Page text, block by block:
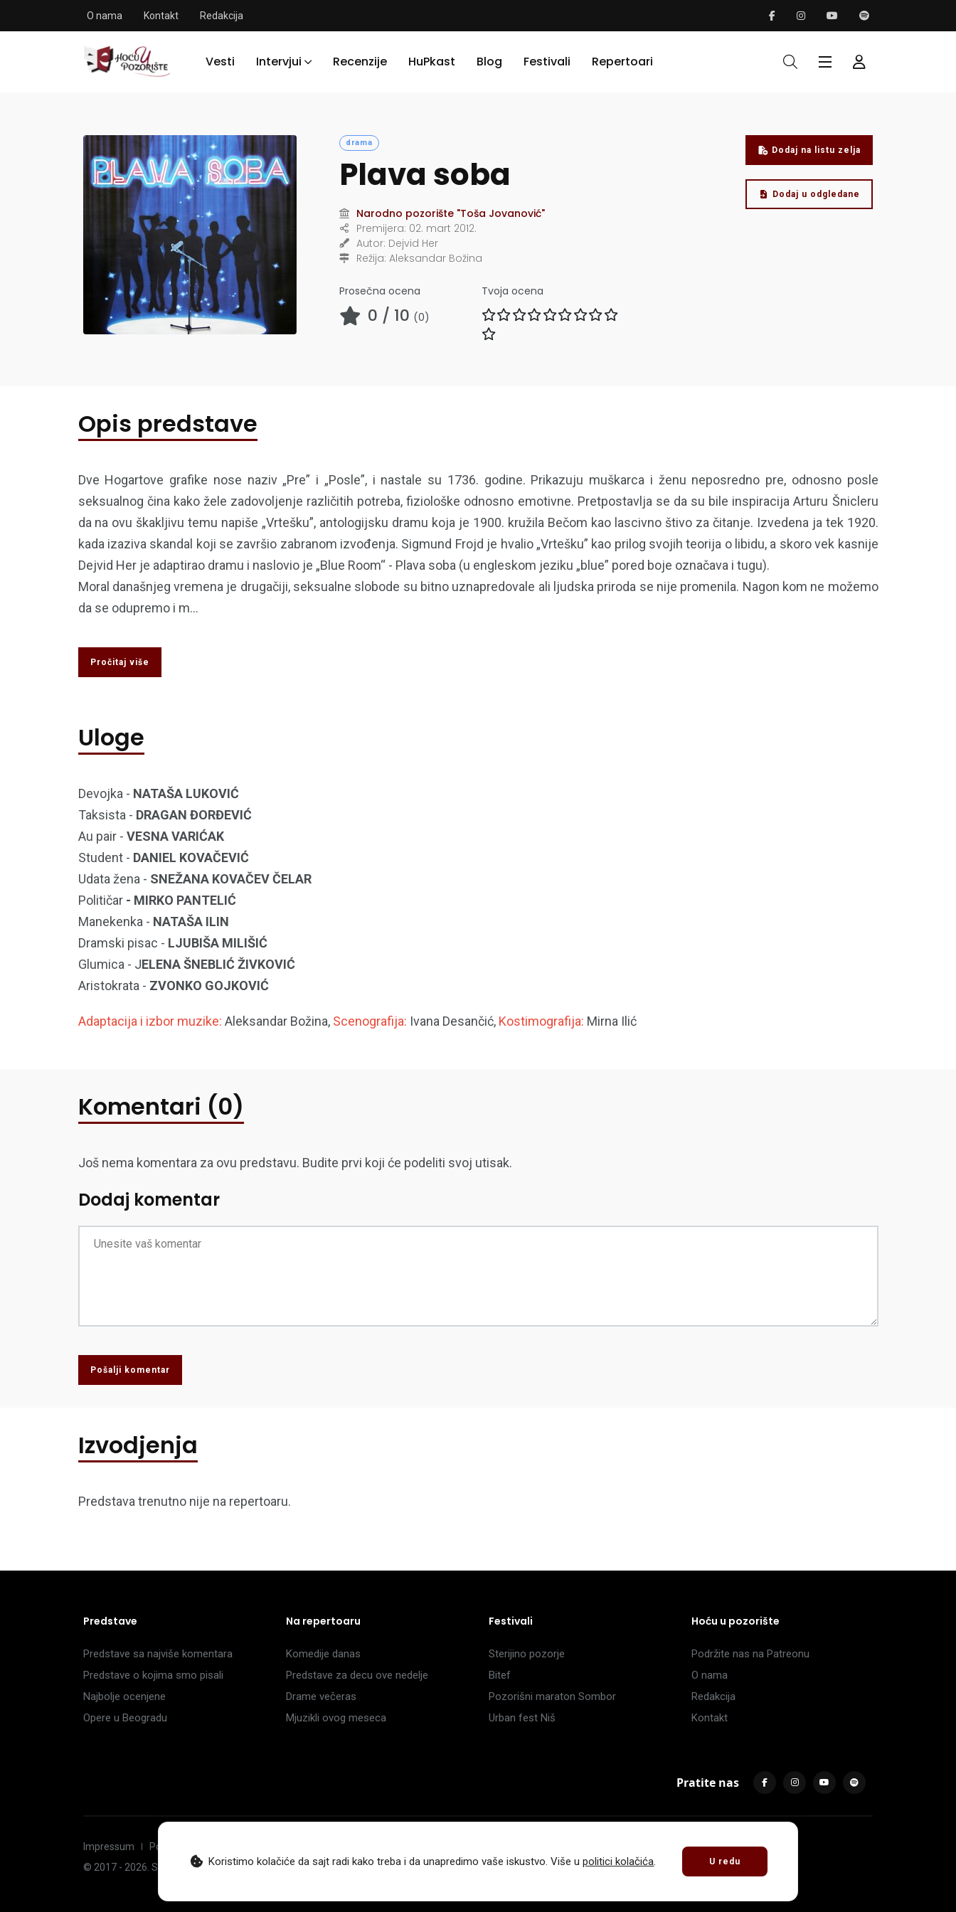
O nama Kontakt Redakcija
Vesti Intervjui Recenzije HuPkast Blog Festivali Repertoari
drama
Plava soba
Narodno pozorište "Toša Jovanović"
Premijera: 02. mart 2012.
Autor: Dejvid Her
Režija: Aleksandar Božina
Prosečna ocena
0 / 10 (0)
Tvoja ocena
Dodaj na listu zelja
Dodaj u odgledane
Opis predstave
Dve Hogartove grafike nose naziv „Pre” i „Posle”, i nastale su 1736. godine. Prikazuju muškarca i ženu neposredno pre, odnosno posle
seksualnog čina kako žele zadovoljenje različitih potreba, fiziološke odnosno emotivne. Pretpostavlja se da su bile inspiracija Arturu Šnicleru
da na ovu škakljivu temu napiše „Vrtešku”, antologijsku dramu koja je 1900. kružila Bečom kao lascivno štivo za čitanje. Izvedena ja tek 1920.
kada izaziva skandal koji se završio zabranom izvođenja. Sigmund Frojd je hvalio „Vrtešku” kao prilog svojih teorija o libidu, a skoro vek kasnije
Dejvid Her je adaptirao dramu i naslovio je „Blue Room“ - Plava soba (u engleskom jeziku „blue” pored boje označava i tugu).
Moral današnjeg vremena je drugačiji, seksualne slobode su bitno uznapredovale ali ljudska priroda se nije promenila. Nagon kom ne možemo
da se odupremo i m...
Pročitaj više
Uloge
Devojka - NATAŠA LUKOVIĆ
Taksista - DRAGAN ĐORĐEVIĆ
Au pair - VESNA VARIĆAK
Student - DANIEL KOVAČEVIĆ
Udata žena - SNEŽANA KOVAČEV ČELAR
Političar - MIRKO PANTELIĆ
Manekenka - NATAŠA ILIN
Dramski pisac - LJUBIŠA MILIŠIĆ
Glumica - JELENA ŠNEBLIĆ ŽIVKOVIĆ
Aristokrata - ZVONKO GOJKOVIĆ
Adaptacija i izbor muzike: Aleksandar Božina,Scenografija: Ivana Desančić, Kostimografija: Mirna Ilić
Komentari (0)
Još nema komentara za ovu predstavu. Budite prvi koji će podeliti svoj utisak.
Dodaj komentar
Pošalji komentar
Izvodjenja
Predstava trenutno nije na repertoaru.
Koristimo kolačiće da sajt radi kako treba i da unapredimo vaše iskustvo. Više u politici kolačića. U redu
Predstave
Predstave sa najviše komentara
Predstave o kojima smo pisali
Najbolje ocenjene
Opere u Beogradu
Na repertoaru
Komedije danas
Predstave za decu ove nedelje
Drame večeras
Mjuzikli ovog meseca
Festivali
Sterijino pozorje
Bitef
Pozorišni maraton Sombor
Urban fest Niš
Hoću u pozorište
Podržite nas na Patreonu
O nama
Redakcija
Kontakt
Pratite nas
Impressum Politika privatnosti
© 2017 - 2026 . Sva prava zadržava Hoću u pozorište.